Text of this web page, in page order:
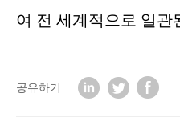
여 전 세계적으로 일관
공유하기